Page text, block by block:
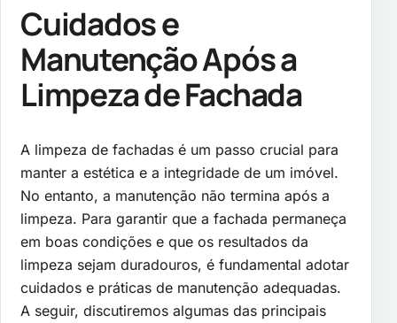
Cuidados e
Manutenção Após a
Limpeza de Fachada
A limpeza de fachadas é um passo crucial para
manter a estética e a integridade de um imóvel.
No entanto, a manutenção não termina após a
limpeza. Para garantir que a fachada permaneça
em boas condições e que os resultados da
limpeza sejam duradouros, é fundamental adotar
cuidados e práticas de manutenção adequadas.
A seguir, discutiremos algumas das principais